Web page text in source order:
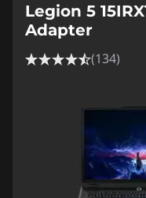
Legion 5
Adapter
(134)